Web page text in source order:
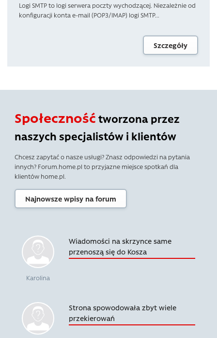
Logi SMTP to logi serwera poczty wychodzącej. Niezależnie od
konfiguracji konta e-mail (POP3/IMAP) logi SMTP...
Szczegóły
Społeczność tworzona przez
naszych specjalistów i klientów
Chcesz zapytać o nasze usługi? Znasz odpowiedzi na pytania
innych? Forum.home.pl to przyjazne miejsce spotkań dla
klientów home.pl.
Najnowsze wpisy na forum
Karolina
Wiadomości na skrzynce same
przenoszą się do Kosza
Strona spowodowała zbyt wiele
przekierowań